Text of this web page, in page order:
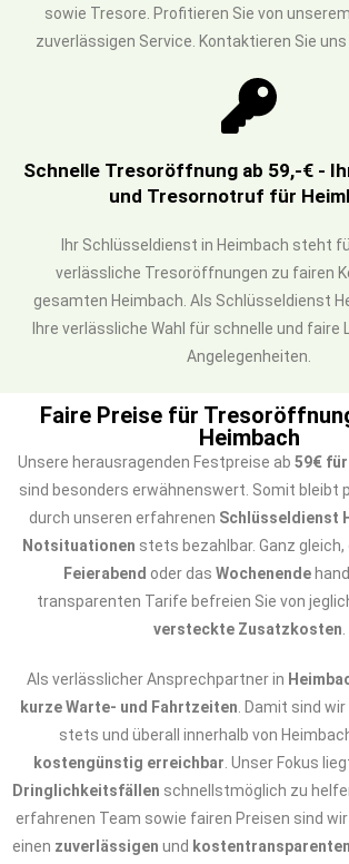
sowie Tresore. Profitieren Sie von
zuverlässigen Service. Kontaktieren Sie
Schnelle Tresoröffnung ab 59,-€ -
und Tresornotruf für
Ihr Schlüsseldienst in Heimbach steht
verlässliche Tresoröffnungen zu fairen
gesamten Heimbach. Als Schlüsseldienst
Ihre verlässliche Wahl für schnelle und faire
Angelegenheiten.
Faire Preise für
Heimbach
Unsere herausragenden Festpreise ab 59€
sind besonders erwähnenswert. Somit bleibt
durch unseren erfahrenen Schlüsseldienst
Notsituationen stets bezahlbar. Ganz
Feierabend oder das Wochenende
transparenten Tarife befreien Sie von
versteckte Zusatzkosten
Als verlässlicher Ansprechpartner in
kurze Warte- und Fahrtzeiten . Damit sind
stets und überall innerhalb von
kostengünstig erreichbar . Unser Fokus
Dringlichkeitsfällen schnellstmöglich zu
erfahrenen Team sowie fairen Preisen sind
einen zuverlässigen und kostentransparenten